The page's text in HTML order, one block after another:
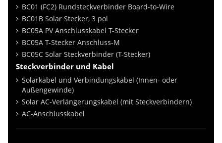
BC01 (FC2) Rundsteckverbinder Board-to-Wire
BC01B Solar Stecker, 3 pol
BC05A PV Anschlusskabel T-Stecker
BC05A T-Stecker Anschluss-M
BC05C Solar Steckverbinder (T-Stecker)
Steckverbinder und Kabel
Solarkabel und Verbindungskabel (Innen- oder
Außengewinde)
Solar AC-Verlängerungskabel (mit Steckverbindern)
AC-Anschlusskabel